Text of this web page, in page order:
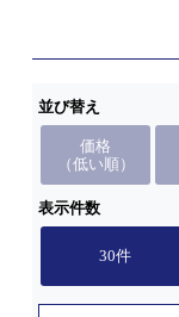
並び替え
価格
（低い順）
表示件数
30件